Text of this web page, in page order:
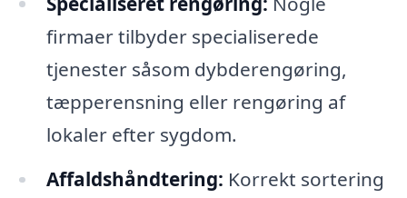
firmaer tilbyder specialiserede
tjenester såsom dybderengøring,
tæpperensning eller rengøring af
lokaler efter sygdom.
Affaldshåndtering: Korrekt sortering